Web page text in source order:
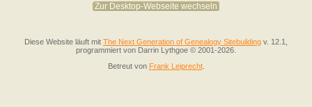
Zur Desktop-Webseite wechseln
Diese Website läuft mit The Next Generation of Genealogy Sitebuilding v. 12.1,
programmiert von Darrin Lythgoe © 2001-2026.
Betreut von Frank Leiprecht.